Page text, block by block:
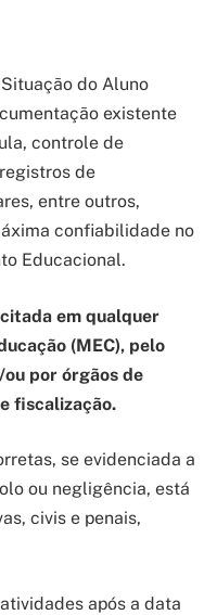
do Aluno
existente
controle de
de
entre outros,
confiabilidade no
Educacional.
em qualquer
(MEC), pelo
por órgãos de
fiscalização.
se evidenciada a
ou negligência, está
civis e penais,
após a data